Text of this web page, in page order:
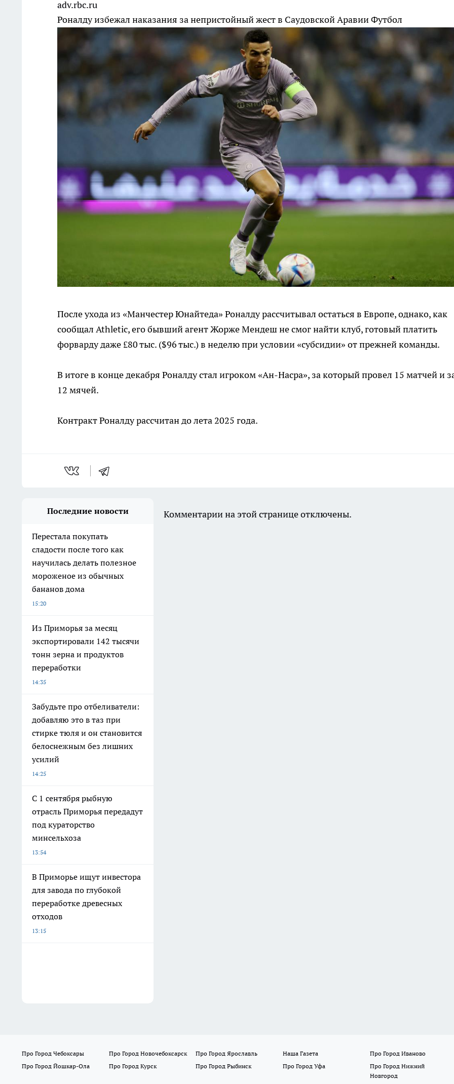
adv.rbc.ru
Роналду избежал наказания за непристойный жест в Саудовской АравииФутбол
После ухода из «Манчестер Юнайтеда» Роналду рассчитывал остаться в Европе, однако, как
сообщал Athletic, его бывший агент Жорже Мендеш не смог найти клуб, готовый платить
форварду даже £80 тыс. ($96 тыс.) в неделю при условии «субсидии» от прежней команды.
В итоге в конце декабря Роналду стал игроком «Ан-Насра», за который провел 15 матчей и
12 мячей.
Контракт Роналду рассчитан до лета 2025 года.
Последние новости
Перестала покупать
сладости после того как
научилась делать полезное
мороженое из обычных
бананов дома
15:20
Из Приморья за месяц
экспортировали 142 тысячи
тонн зерна и продуктов
переработки
14:35
Забудьте про отбеливатели:
добавляю это в таз при
стирке тюля и он становится
белоснежным без лишних
усилий
14:25
С 1 сентября рыбную
отрасль Приморья передадут
под кураторство
минсельхоза
13:54
В Приморье ищут инвестора
для завода по глубокой
переработке древесных
отходов
13:15
Комментарии на этой странице отключены.
Про Город Чебоксары Про Город Новочебоксарск Про Город Ярославль Наша Газета
Про Город Иваново
Про Город Йошкар-Ола
Про Город Курск Про Город Рыбинск Про Город Уфа
Про Город Нижний
Новгород